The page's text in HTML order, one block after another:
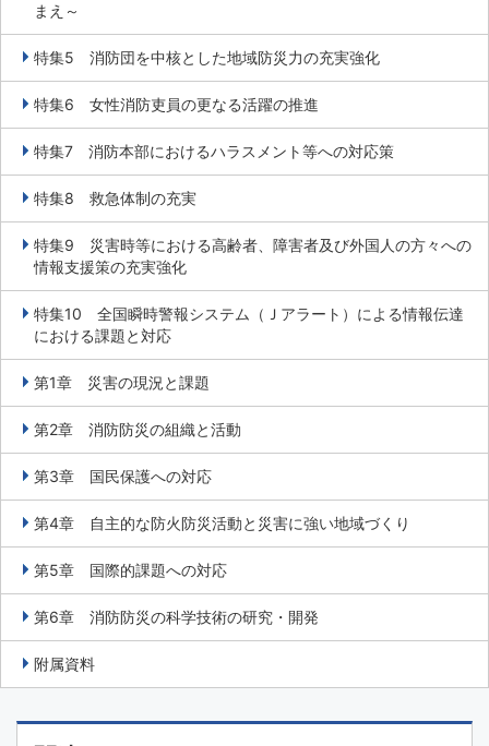
まえ～
特集5 消防団を中核とした地域防災力の充実強化
特集6 女性消防吏員の更なる活躍の推進
特集7 消防本部におけるハラスメント等への対応策
特集8 救急体制の充実
特集9 災害時等における高齢者、障害者及び外国人の方々への
情報支援策の充実強化
特集10 全国瞬時警報システム（Ｊアラート）による情報伝達
における課題と対応
第1章 災害の現況と課題
第2章 消防防災の組織と活動
第3章 国民保護への対応
第4章 自主的な防火防災活動と災害に強い地域づくり
第5章 国際的課題への対応
第6章 消防防災の科学技術の研究・開発
附属資料